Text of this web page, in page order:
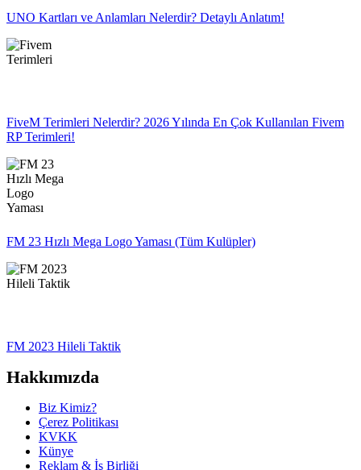
UNO Kartları ve Anlamları Nelerdir? Detaylı Anlatım!
FiveM Terimleri Nelerdir? 2026 Yılında En Çok Kullanılan Fivem
RP Terimleri!
FM 23 Hızlı Mega Logo Yaması (Tüm Kulüpler)
FM 2023 Hileli Taktik
Hakkımızda
Biz Kimiz?
Çerez Politikası
KVKK
Künye
Reklam & İş Birliği